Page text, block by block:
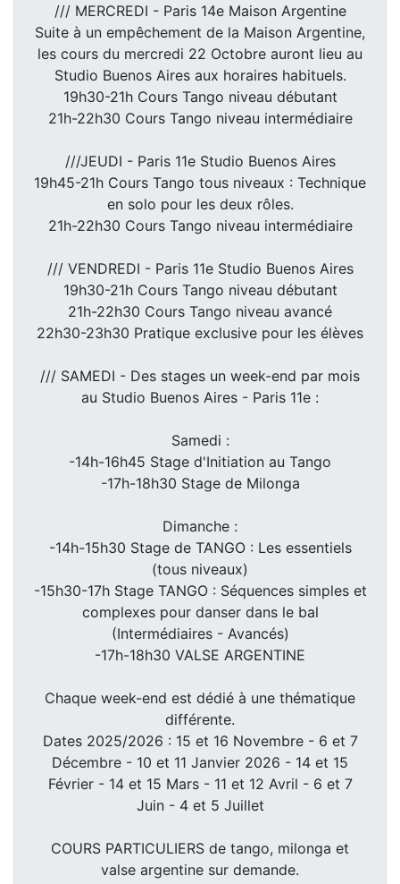
/// MERCREDI - Paris 14e Maison Argentine
Suite à un empêchement de la Maison Argentine,
les cours du mercredi 22 Octobre auront lieu au
Studio Buenos Aires aux horaires habituels.
19h30-21h Cours Tango niveau débutant
21h-22h30 Cours Tango niveau intermédiaire
///JEUDI - Paris 11e Studio Buenos Aires
19h45-21h Cours Tango tous niveaux : Technique
en solo pour les deux rôles.
21h-22h30 Cours Tango niveau intermédiaire
/// VENDREDI - Paris 11e Studio Buenos Aires
19h30-21h Cours Tango niveau débutant
21h-22h30 Cours Tango niveau avancé
22h30-23h30 Pratique exclusive pour les élèves
/// SAMEDI - Des stages un week-end par mois
au Studio Buenos Aires - Paris 11e :
Samedi :
-14h-16h45 Stage d'Initiation au Tango
-17h-18h30 Stage de Milonga
Dimanche :
-14h-15h30 Stage de TANGO : Les essentiels
(tous niveaux)
-15h30-17h Stage TANGO : Séquences simples et
complexes pour danser dans le bal
(Intermédiaires - Avancés)
-17h-18h30 VALSE ARGENTINE
Chaque week-end est dédié à une thématique
différente.
Dates 2025/2026 : 15 et 16 Novembre - 6 et 7
Décembre - 10 et 11 Janvier 2026 - 14 et 15
Février - 14 et 15 Mars - 11 et 12 Avril - 6 et 7
Juin - 4 et 5 Juillet
COURS PARTICULIERS de tango, milonga et
valse argentine sur demande.